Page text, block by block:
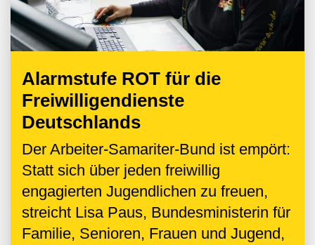
Alarmstufe ROT für die
Freiwilligendienste
Deutschlands
Der Arbeiter-Samariter-Bund ist empört:
Statt sich über jeden freiwillig
engagierten Jugendlichen zu freuen,
streicht Lisa Paus, Bundesministerin für
Familie, Senioren, Frauen und Jugend,